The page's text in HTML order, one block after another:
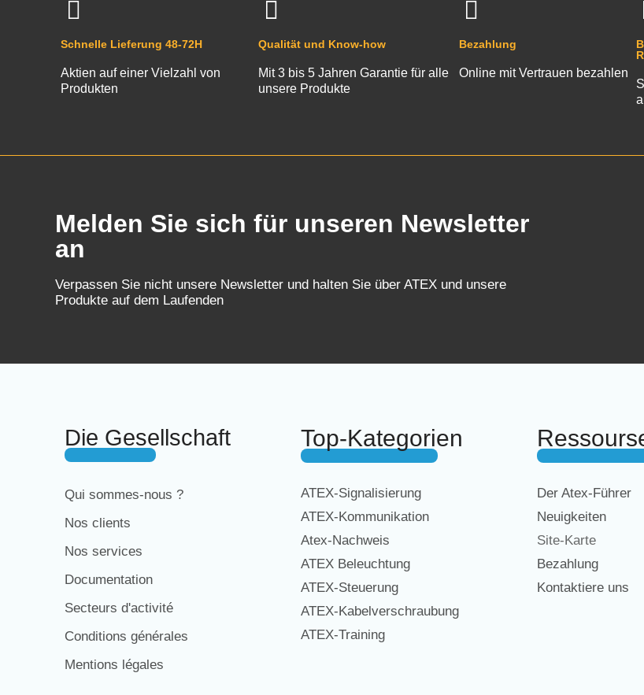
Schnelle Lieferung 48-72H
Aktien auf einer Vielzahl von
Produkten
Qualität und Know-how
Mit 3 bis 5 Jahren Garantie für alle
unsere Produkte
Bezahlung
Online mit Vertrauen bezahlen
Melden Sie sich für unseren Newsletter
an
Verpassen Sie nicht unsere Newsletter und halten Sie über ATEX und unsere
Produkte auf dem Laufenden
Die Gesellschaft
Qui sommes-nous ?
Nos clients
Nos services
Documentation
Secteurs d'activité
Conditions générales
Mentions légales
Top-Kategorien
ATEX-Signalisierung
ATEX-Kommunikation
Atex-Nachweis
ATEX Beleuchtung
ATEX-Steuerung
ATEX-Kabelverschraubung
ATEX-Training
Der Atex-Führer
Neuigkeiten
Site-Karte
Bezahlung
Kontaktiere uns